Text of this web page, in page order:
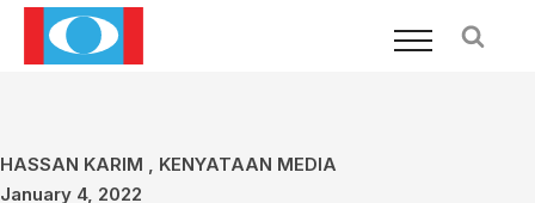
HASSAN KARIM , KENYATAAN MEDIA
January 4, 2022